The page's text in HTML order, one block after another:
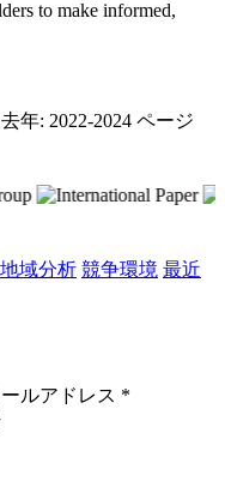
to make informed,
年: 2022-2024 ページ
地域分析 競争環境 最近
ルアドレス *